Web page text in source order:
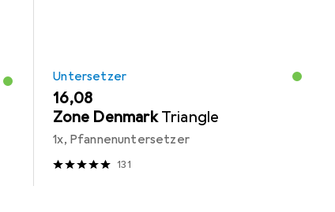
Untersetzer
EUR
16,08
Zone Denmark Triangle
1x, Pfannenuntersetzer
131